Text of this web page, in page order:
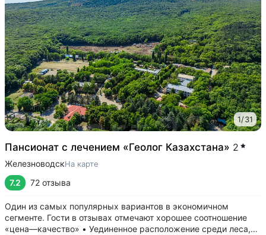
1/31
Пансионат с лечением «Геолог Казахстана» 2
ЖелезноводскНа карте
7.2 72 отзыва
Один из самых популярных вариантов в экономичном
сегменте. Гости в отзывах отмечают хорошее соотношение
«цена—качество» • Уединенное расположение среди леса,